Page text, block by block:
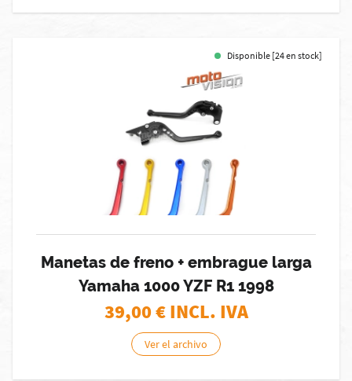
Disponible [24 en stock]
Manetas de freno + embrague larga
Yamaha 1000 YZF R1 1998
39,00€ INCL. IVA
Ver el archivo